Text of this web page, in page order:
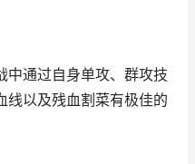
中通过自身单攻、群攻技
线以及残血割菜有极佳的